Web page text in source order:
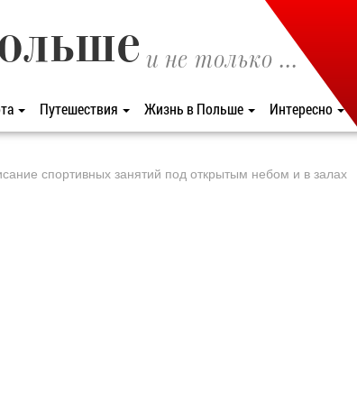
и не только ...
Путешествия Жизнь в Польше Интересно
спортивных занятий под открытым небом и в залах